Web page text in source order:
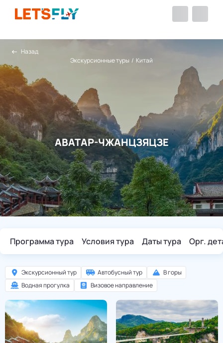
Назад
Экскурсионные туры / Китай
АВАТАР-ЧЖАНЦЗЯЦЗЕ
Программа тура Условия тура Даты тура Орг.
Экскурсионный тур Автобусный тур
В горы
Водная прогулка
Визовое направление